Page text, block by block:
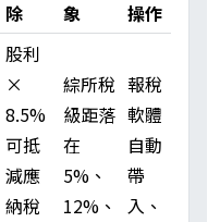
除
象
操作
股利
×
8.5%
可抵
減應
納稅
綜所稅
級距落
在
5%、
12%、
報稅
軟體
自動
帶
入、